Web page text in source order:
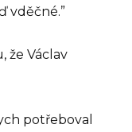
vděčné.”
že Václav
potřeboval